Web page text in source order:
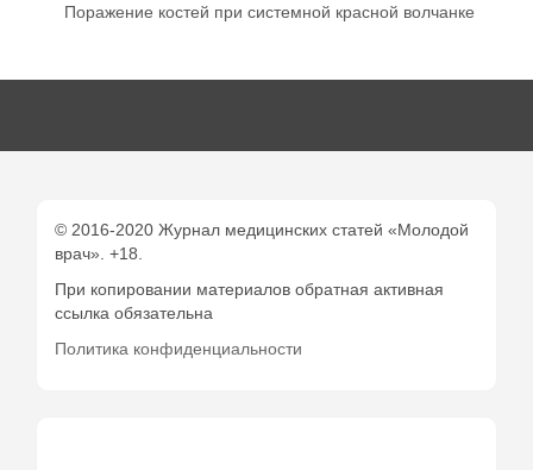
Поражение костей при системной красной волчанке
© 2016-2020 Журнал медицинских статей «Молодой
врач». +18.
При копировании материалов обратная активная
ссылка обязательна
Политика конфиденциальности